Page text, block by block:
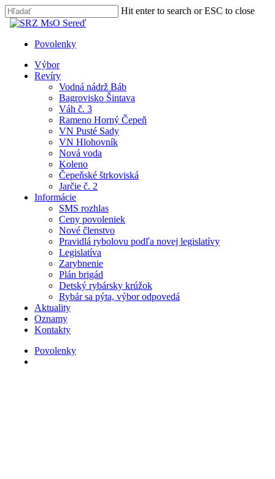
Skip
to
content
Hit enter to search or ESC to close
Close
Povolenky
search
Menu
Výbor
Revíry
Vodná nádrž Báb
Bagrovisko Šintava
Váh č. 3
Rameno Horný Čepeň
VN Pusté Sady
VN Hlohovník
Nová voda
Koleno
Čepeňské štrkoviská
Jarčie č. 2
Informácie
SMS rozhlas
Ceny povoleniek
Nové členstvo
Pravidlá rybolovu podľa novej legislatívy
Legislatíva
Zarybnenie
Plán brigád
Detský rybársky krúžok
Rybár sa pýta, výbor odpovedá
Aktuality
Oznamy
Kontakty
Povolenky